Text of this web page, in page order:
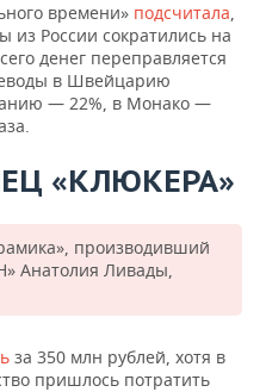
времени» подсчитала,
России сократились на
денег переправляется
в Швейцарию
— 22%, в Монако —
«КЛЮКЕРА»
производивший
Анатолия Ливады,
за 350 млн рублей, хотя в
пришлось потратить